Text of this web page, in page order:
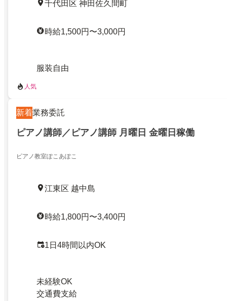
千代田区 神田佐久間町
時給1,500円〜3,000円
服装自由
人気
新着業務委託
ピアノ講師／ピアノ講師 月曜日 金曜日稼働
ピアノ教室ぽこあぽこ
江東区 越中島
時給1,800円〜3,400円
1日4時間以内OK
未経験OK
交通費支給